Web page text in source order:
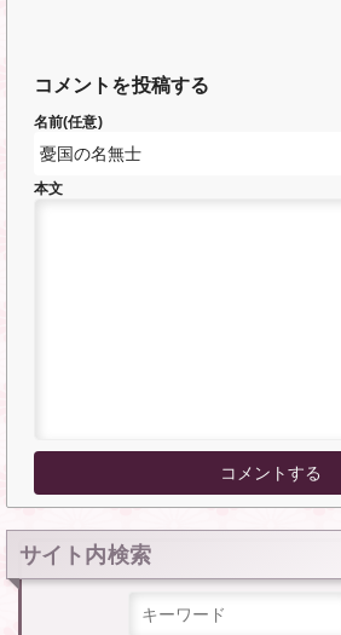
コメントを投稿する
名前(任意)
本文
サイト内検索